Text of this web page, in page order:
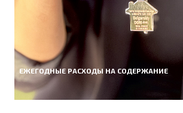
ЕЖЕГОДНЫЕ РАСХОДЫ НА СОДЕРЖАНИЕ